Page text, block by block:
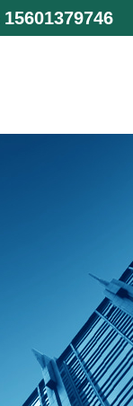
15601379746